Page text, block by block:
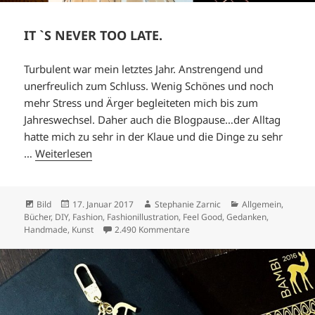
IT `S NEVER TOO LATE.
Turbulent war mein letztes Jahr. Anstrengend und
unerfreulich zum Schluss. Wenig Schönes und noch
mehr Stress und Ärger begleiteten mich bis zum
Jahreswechsel. Daher auch die Blogpause…der Alltag
hatte mich zu sehr in der Klaue und die Dinge zu sehr
…Weiterlesen
Format
Bild
Veröffentlicht
am
17. Januar 2017 Autor
Stephanie Zarnic Kategorien
Allgemein,
Bücher, DIY, Fashion, Fashionillustration, Feel Good,Gedanken,
Handmade, Kunst 2.490 Kommentare